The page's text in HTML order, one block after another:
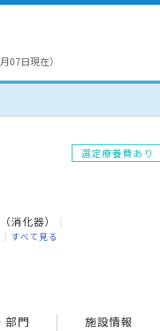
07日現在）
選定療養費あり
消化器）
すべて見る
部門 施設情報